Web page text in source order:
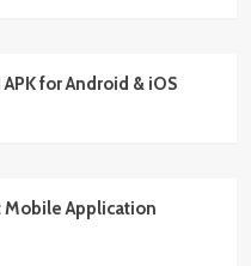
for Android & iOS
Application